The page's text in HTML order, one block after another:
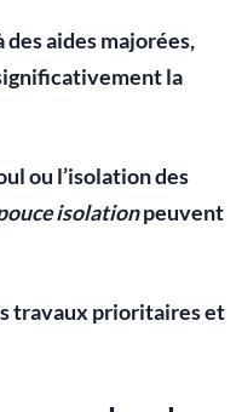
aides majorées,
la
ou l’isolation des
isolationpeuvent
travaux prioritaires et